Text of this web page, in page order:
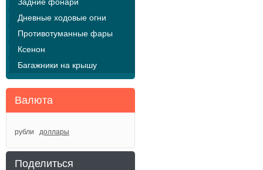
Дневные ходовые огни
Противотуманные фары
Ксенон
Багажники на крышу
Валюта
рубли доллары
Поделиться